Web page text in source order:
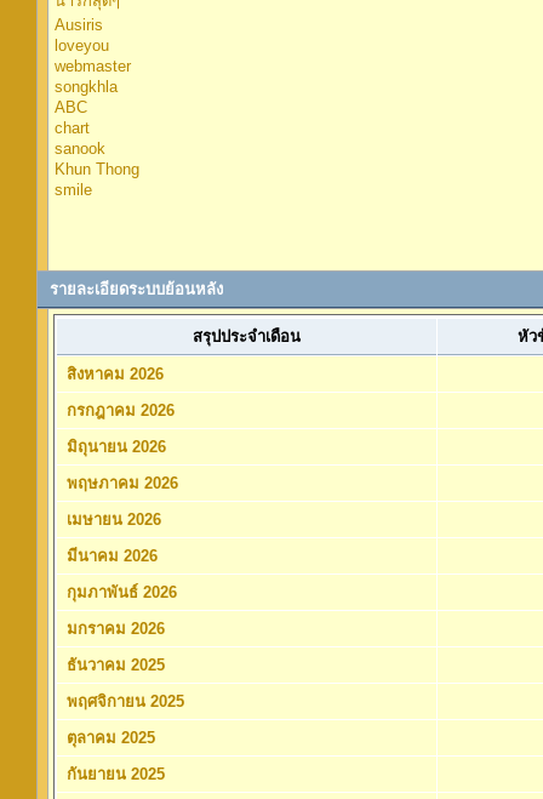
Ausiris
loveyou
webmaster
songkhla
ABC
chart
sanook
Khun Thong
smile
รายละเอียดระบบย้อนหลัง
สรุปประจำเดือน หัว
สิงหาคม 2026
กรกฎาคม 2026
มิถุนายน 2026
พฤษภาคม 2026
เมษายน 2026
มีนาคม 2026
กุมภาพันธ์ 2026
มกราคม 2026
ธันวาคม 2025
พฤศจิกายน 2025
ตุลาคม 2025
กันยายน 2025